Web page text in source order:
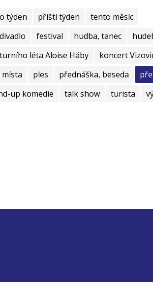
týden příští týden
tento měsíc
divadlo festival hudba, tanec
léta Aloise Háby
koncert
místa ples přednáška, beseda
up komedie talk show turista